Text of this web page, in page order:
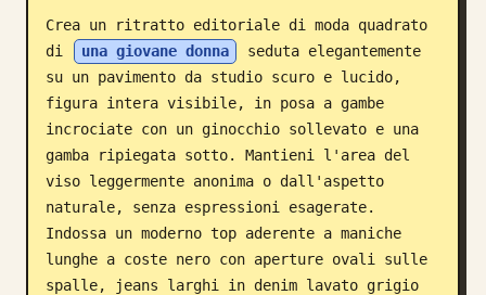
Blog
Aggiornamenti
Crea un ritratto editoriale di moda quadrato
di
una giovane donna
seduta elegantemente
su un pavimento da studio scuro e lucido,
figura intera visibile, in posa a gambe
incrociate con un ginocchio sollevato e una
gamba ripiegata sotto. Mantieni l'area del
viso leggermente anonima o dall'aspetto
naturale, senza espressioni esagerate.
Indossa un moderno top aderente a maniche
lunghe a coste nero con aperture ovali sulle
spalle, jeans larghi in denim lavato grigio